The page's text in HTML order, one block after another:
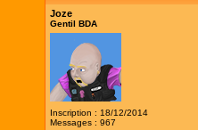
Joze
Gentil BDA
Inscription : 18/12/2014
Messages : 967